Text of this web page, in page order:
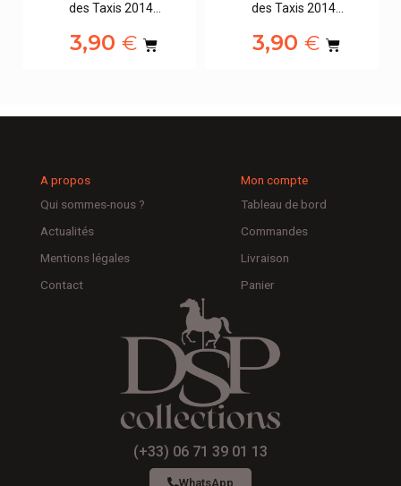
des Taxis 2014…
3,90 €
des Taxis 2014…
3,90 €
A propos
Qui sommes-nous ?
Actualités
Mentions légales
Contact
Mon compte
Tableau de bord
Commandes
Livraison
Panier
(+33) 06 71 39 01 13
WhatsApp